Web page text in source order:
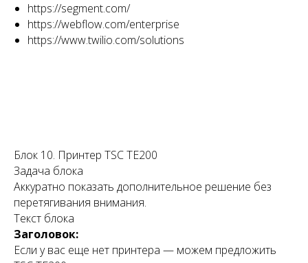
https://segment.com/
https://webflow.com/enterprise
https://www.twilio.com/solutions
Блок 10. Принтер TSC TE200
Задача блока
Аккуратно показать дополнительное решение без
перетягивания внимания.
Текст блока
Заголовок:
Если у вас еще нет принтера — можем предложить
доставка до ПВЗ
доставка ТЯЖЕЛЫХ грузов
Деловые линии
ПЭК
по всей России